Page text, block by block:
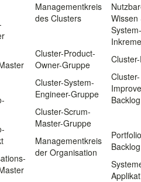
Managementkreis
des Clusters
Cluster-Product-
Owner-Gruppe
Cluster-System-
Engineer-Gruppe
Cluster-Scrum-
Master-Gruppe
Managementkreis
der Organisation
Wissen
System-
Cluster-
Backlog
Backlog